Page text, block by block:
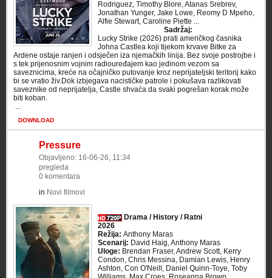
Rodriguez, Timothy Blore, Atanas Srebrev,
Jonathan Yunger, Jake Lowe, Reomy D Mpeho,
Alfie Stewart, Caroline Piette ...
Sadržaj:
Lucky Strike (2026) prati američkog časnika
Johna Castlea koji tijekom krvave Bitke za
Ardene ostaje ranjen i odsječen iza njemačkih linija. Bez svoje postrojbe i
s tek prijenosnim vojnim radiouređajem kao jedinom vezom sa
saveznicima, kreće na očajničko putovanje kroz neprijateljski teritorij kako
bi se vratio živ.Dok izbjegava nacističke patrole i pokušava razlikovati
saveznike od neprijatelja, Castle shvaća da svaki pogrešan korak može
biti koban.
​ ...
DOWNLOAD
Pressure
Objavljeno: 16-06-26, 11:34
pregleda
0 komentara
in Novi filmovi
Drama / History / Ratni
2026
Režija: Anthony Maras
Scenarij: David Haig, Anthony Maras
Uloge: Brendan Fraser, Andrew Scott, Kerry
Condon, Chris Messina, Damian Lewis, Henry
Ashton, Con O'Neill, Daniel Quinn-Toye, Toby